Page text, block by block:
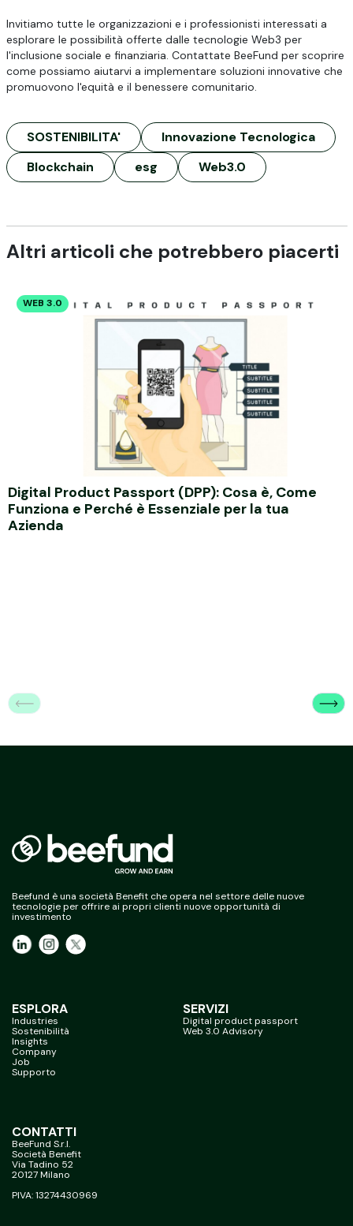
Invitiamo tutte le organizzazioni e i professionisti interessati a
esplorare le possibilità offerte dalle tecnologie Web3 per
l'inclusione sociale e finanziaria. Contattate BeeFund per scoprire
come possiamo aiutarvi a implementare soluzioni innovative che
promuovono l'equità e il benessere comunitario.
SOSTENIBILITA'
Innovazione Tecnologica
Blockchain
esg Web3.0
Altri articoli che potrebbero piacerti
WEB 3.0
Digital Product Passport (DPP): Cosa è, Come
Funziona e Perché è Essenziale per la tua
Azienda
Beefund è una società Benefit che opera nel settore delle nuove
tecnologie per offrire ai propri clienti nuove opportunità di
investimento
ESPLORA
Industries
Sostenibilità
Insights
Company
Job
Supporto
SERVIZI
Digital product passport
Web 3.0 Advisory
CONTATTI
BeeFund S.r.l.
Società Benefit
Via Tadino 52
20127 Milano
PIVA: 13274430969